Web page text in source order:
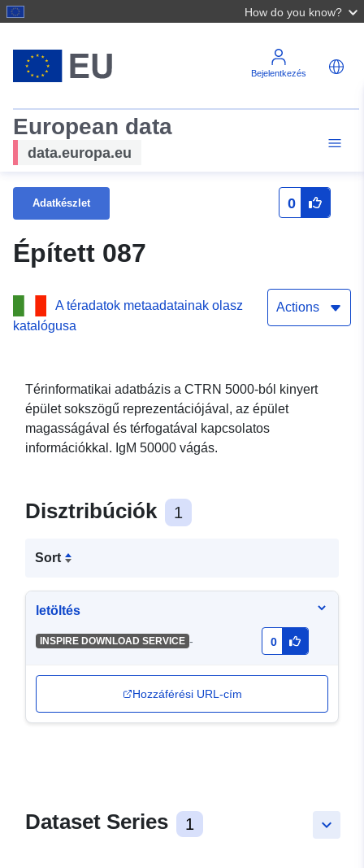
How do you know?
Bejelentkezés
European data
data.europa.eu
Adatkészlet 0
Épített 087
A téradatok metaadatainak olasz
katalógusa
Actions
Térinformatikai adatbázis a CTRN 5000-ból kinyert
épület sokszögű reprezentációjával, az épület
magasságával és térfogatával kapcsolatos
információkkal. IgM 50000 vágás.
Disztribúciók 1
Sort
letöltés
INSPIRE DOWNLOAD SERVICE - 0
Hozzáférési URL-cím
keyboard_arrow_down
Dataset Series 1